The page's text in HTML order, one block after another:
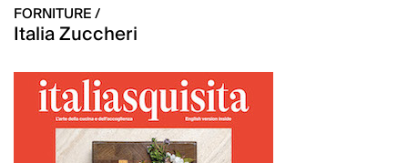
FORNITURE /
Italia Zuccheri